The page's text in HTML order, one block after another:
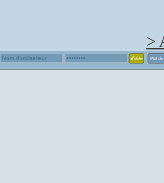
>